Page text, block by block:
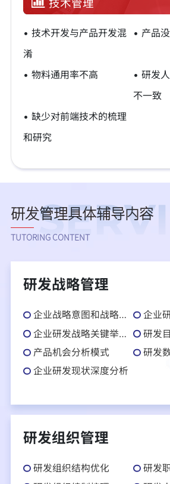
技术管理
• 技术开发与产品开发混
淆
• 产品
• 物料通用率不高
• 研发
不一致
• 缺少对前端技术的梳理
和研究
研发管理具体辅导内容
TUTORING CONTENT
研发战略管理
企业战略意图和战略目标深度理解
企业
企业研发战略关键举措设计
研发
产品机会分析模式
研发
企业研发现状深度分析
研发组织管理
研发组织结构优化
研发